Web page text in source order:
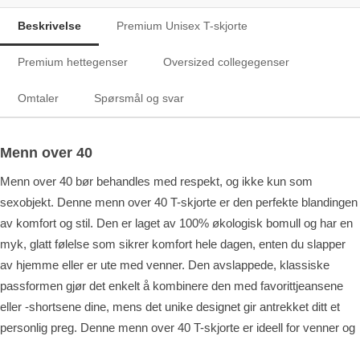
Beskrivelse Premium Unisex T-skjorte
Premium hettegenser Oversized collegegenser
Omtaler Spørsmål og svar
Menn over 40
Menn over 40 bør behandles med respekt, og ikke kun som
sexobjekt. Denne menn over 40 T-skjorte er den perfekte blandingen
av komfort og stil. Den er laget av 100% økologisk bomull og har en
myk, glatt følelse som sikrer komfort hele dagen, enten du slapper
av hjemme eller er ute med venner. Den avslappede, klassiske
passformen gjør det enkelt å kombinere den med favorittjeansene
eller -shortsene dine, mens det unike designet gir antrekket ditt et
personlig preg. Denne menn over 40 T-skjorte er ideell for venner og